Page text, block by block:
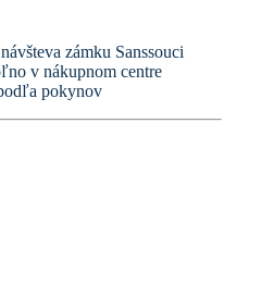
zámku Sanssouci
v nákupnom centre
pokynov